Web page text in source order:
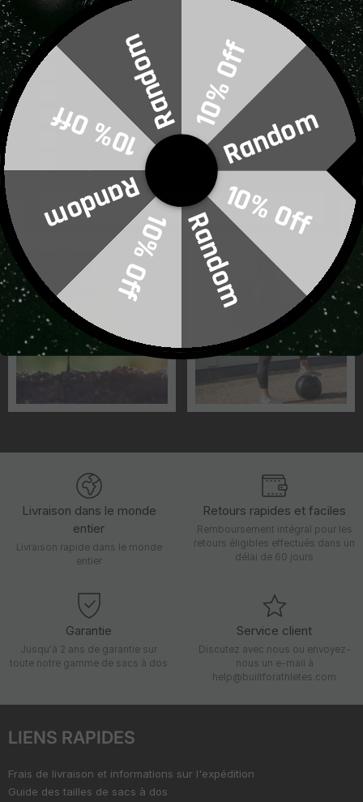
investissement mais que vous voulez en savoir plus, cela pourrait
être votre prochaine ligne de conduite.
Retour
Copier dans le presse-papiers
5 plantes pour booster le
bien-être
25 mars 2020 Read time: 2 min
S'en tenir à vos
entraînements à domicile
27 mars 2020 Read time: 4 min
Livraison dans le monde
entier
Livraison rapide dans le monde
entier
Retours rapides et faciles
Remboursement intégral pour les
retours éligibles effectués dans un
délai de 60 jours
Garantie
Jusqu'à 2 ans de garantie sur
toute notre gamme de sacs à dos
Service client
Discutez avec nous ou envoyez-
nous un e-mail à
help@builtforathletes.com
LIENS RAPIDES
Frais de livraison et informations sur l'expédition
Guide des tailles de sacs à dos
Gym/Weightlifting
F1
Cycling
Martial Arts
Boxing
SUBMIT
10% Off
Random
10% Off
Random
10% Off
Random
10% OffRandom